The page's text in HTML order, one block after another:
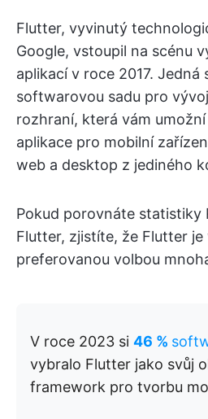
Flutter, vyvinutý
Google, vstoupil na scénu
aplikací v roce 2017. Jedná
softwarovou sadu pro
rozhraní, která vám
aplikace pro mobilní
web a desktop z jediného
Pokud porovnáte statistiky
Flutter, zjistíte, že Flutter
preferovanou volbou
V roce 2023 si 46 %
vybralo Flutter jako svůj
framework pro tvorbu